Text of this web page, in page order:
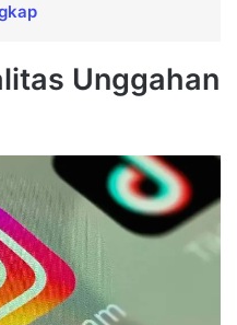
Unggahan